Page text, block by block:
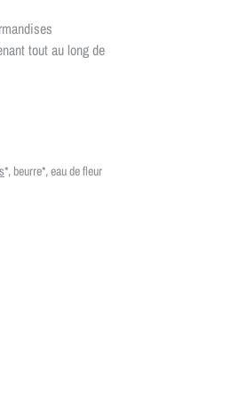
tout au long de
*, beurre*, eau de fleur